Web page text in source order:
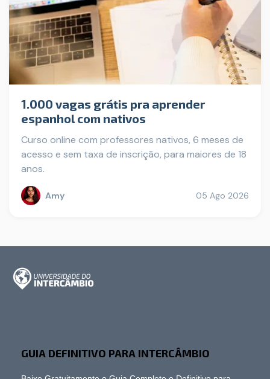
1.000 vagas grátis pra aprender
espanhol com nativos
Curso online com professores nativos, 6 meses de
acesso e sem taxa de inscrição, para maiores de 18
anos.
Amy 05 Ago 2026
GUIA DEFINITIVO PARA INTERCÂMBIO